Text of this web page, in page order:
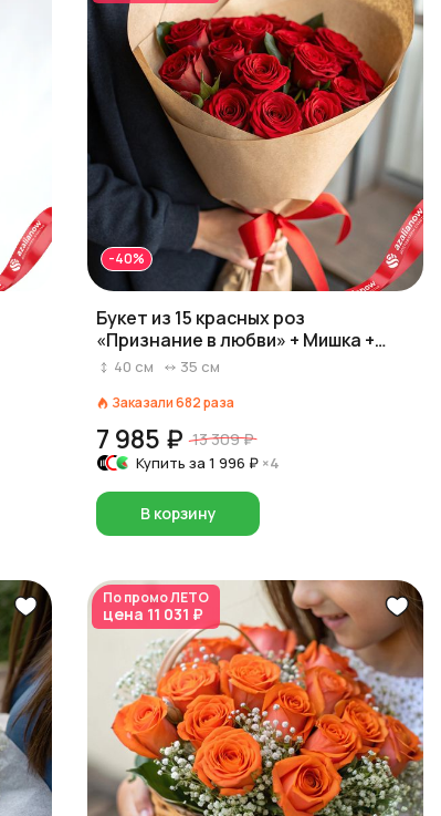
-40%
Букет из 15 красных роз
«Признание в любви» + Мишка +
Набор конфет Choco Delicia
40 см 35 см
Заказали682раза
7 985 ₽ 13 309 ₽
Купить за 1 996 ₽ ×4
В корзину
По промоЛЕТО
цена 11 031 ₽